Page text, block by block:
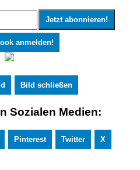
anmelden!
Bild schließen
Sozialen Medien:
Pinterest Twitter X